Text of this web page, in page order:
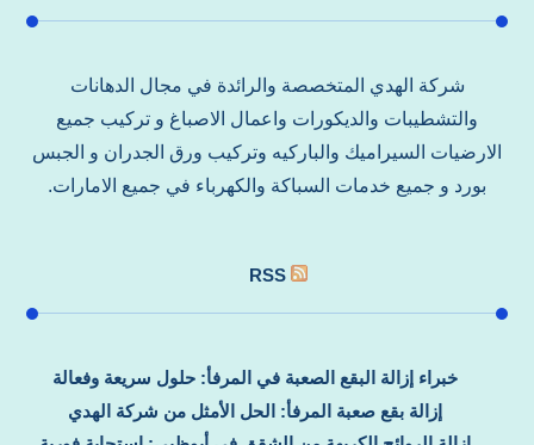
شركة الهدي المتخصصة والرائدة في مجال الدهانات
والتشطيبات والديكورات واعمال الاصباغ و تركيب جميع
الارضيات السيراميك والباركيه وتركيب ورق الجدران و الجبس
بورد و جميع خدمات السباكة والكهرباء في جميع الامارات.
RSS
خبراء إزالة البقع الصعبة في المرفأ: حلول سريعة وفعالة
إزالة بقع صعبة المرفأ: الحل الأمثل من شركة الهدي